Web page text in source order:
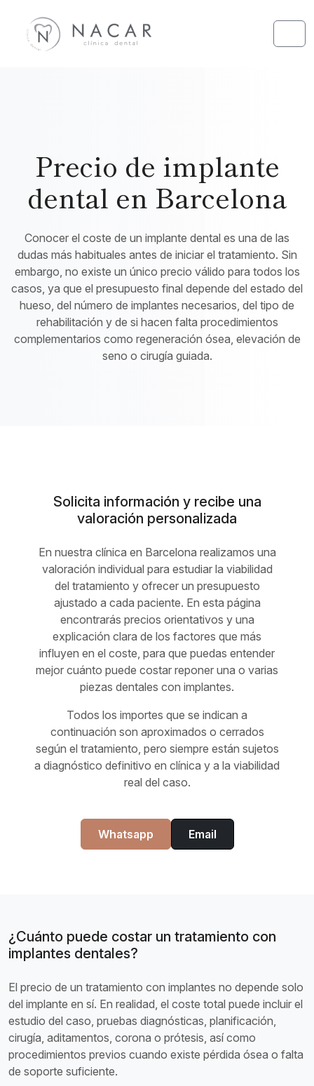
Precio de implante
dental en Barcelona
Conocer el coste de un implante dental es una de las
dudas más habituales antes de iniciar el tratamiento. Sin
embargo, no existe un único precio válido para todos los
casos, ya que el presupuesto final depende del estado del
hueso, del número de implantes necesarios, del tipo de
rehabilitación y de si hacen falta procedimientos
complementarios como regeneración ósea, elevación de
seno o cirugía guiada.
Solicita información y recibe una
valoración personalizada
En nuestra clínica en Barcelona realizamos una
valoración individual para estudiar la viabilidad
del tratamiento y ofrecer un presupuesto
ajustado a cada paciente. En esta página
encontrarás precios orientativos y una
explicación clara de los factores que más
influyen en el coste, para que puedas entender
mejor cuánto puede costar reponer una o varias
piezas dentales con implantes.
Todos los importes que se indican a
continuación son aproximados o cerrados
según el tratamiento, pero siempre están sujetos
a diagnóstico definitivo en clínica y a la viabilidad
real del caso.
Whatsapp Email
¿Cuánto puede costar un tratamiento con
implantes dentales?
El precio de un tratamiento con implantes no depende solo
del implante en sí. En realidad, el coste total puede incluir el
estudio del caso, pruebas diagnósticas, planificación,
cirugía, aditamentos, corona o prótesis, así como
procedimientos previos cuando existe pérdida ósea o falta
de soporte suficiente.